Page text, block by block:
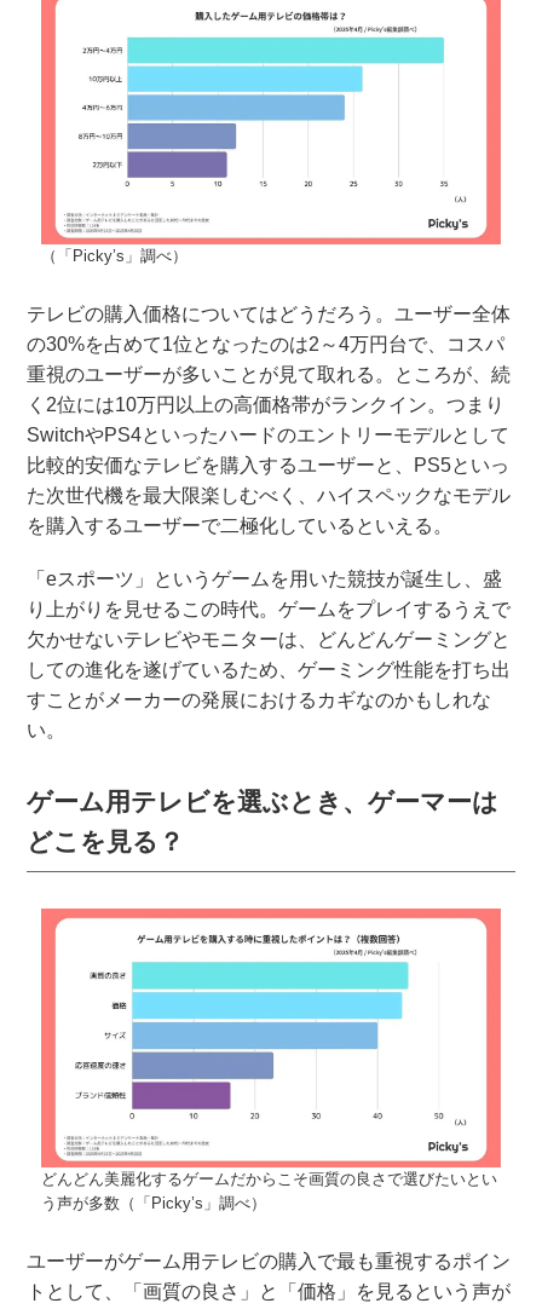
（「Picky’s」調べ）
テレビの購入価格についてはどうだろう。ユーザー全体
の30%を占めて1位となったのは2～4万円台で、コスパ
重視のユーザーが多いことが見て取れる。ところが、続
く2位には10万円以上の高価格帯がランクイン。つまり
SwitchやPS4といったハードのエントリーモデルとして
比較的安価なテレビを購入するユーザーと、PS5といっ
た次世代機を最大限楽しむべく、ハイスペックなモデル
を購入するユーザーで二極化しているといえる。
「eスポーツ」というゲームを用いた競技が誕生し、盛
り上がりを見せるこの時代。ゲームをプレイするうえで
欠かせないテレビやモニターは、どんどんゲーミングと
しての進化を遂げているため、ゲーミング性能を打ち出
すことがメーカーの発展におけるカギなのかもしれな
い。
ゲーム用テレビを選ぶとき、ゲーマーは
どこを見る？
どんどん美麗化するゲームだからこそ画質の良さで選びたいとい
う声が多数（「Picky’s」調べ）
ユーザーがゲーム用テレビの購入で最も重視するポイン
トとして、「画質の良さ」と「価格」を見るという声が